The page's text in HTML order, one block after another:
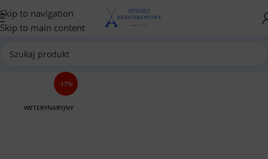
Skip to navigation
Skip to main content
-17%
WETERYNARYJNY